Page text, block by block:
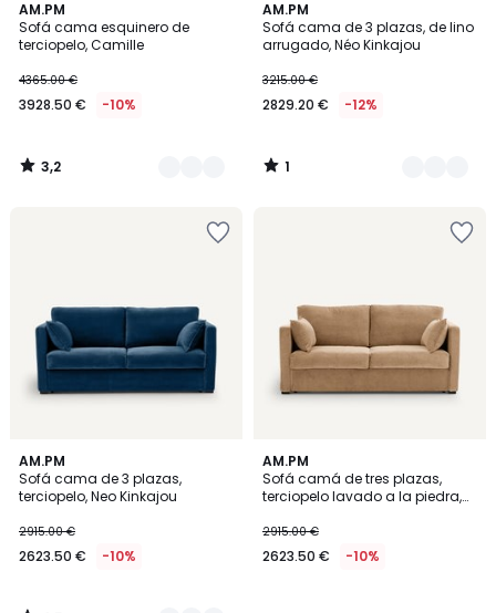
AM.PM
Sofá cama esquinero de
terciopelo, Camille
4365.00 €
3928.50 € -10%
3,2
/ 5
3
Colores
3,2
/
AM.PM
Sofá cama de 3 plazas, de lino
arrugado, Néo Kinkajou
3215.00 €
2829.20 € -12%
1
/
5
2
Colores
1
/
AM.PM
Sofá cama de 3 plazas,
terciopelo, Neo Kinkajou
2915.00 €
2623.50 € -10%
4,5
/ 5
4
Colores
AM.PM
Sofá camá de tres plazas,
terciopelo lavado a la piedra,
2915.00 €
2623.50 € -10%